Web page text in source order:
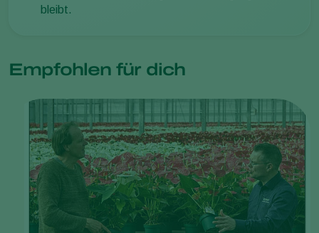
bleibt.
Empfohlen für dich